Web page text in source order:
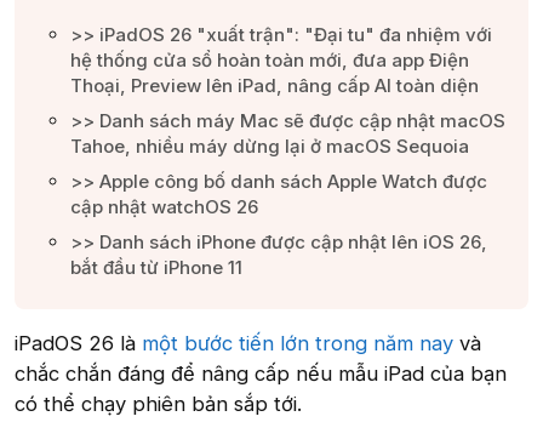
>> iPadOS 26 "xuất trận": "Đại tu" đa nhiệm với
hệ thống cửa sổ hoàn toàn mới, đưa app Điện
Thoại, Preview lên iPad, nâng cấp AI toàn diện​
>> Danh sách máy Mac sẽ được cập nhật macOS
Tahoe, nhiều máy dừng lại ở macOS Sequoia​
>> Apple công bố danh sách Apple Watch được
cập nhật watchOS 26​
>> Danh sách iPhone được cập nhật lên iOS 26,
bắt đầu từ iPhone 11​
iPadOS 26 là một bước tiến lớn trong năm nay và
chắc chắn đáng để nâng cấp nếu mẫu iPad của bạn
có thể chạy phiên bản sắp tới.